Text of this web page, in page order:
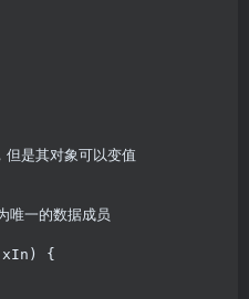
其对象可以变值
一的数据成员
{